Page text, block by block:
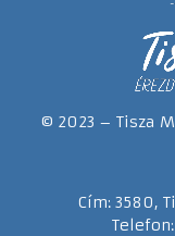
© 2023 – Tisza
Cím: 3580,